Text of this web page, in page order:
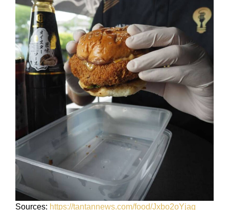
Sources: https://tantannews.com/food/Jxbo2oYjag